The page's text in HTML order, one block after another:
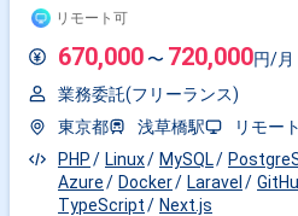
的な更新 ・エンジニア以外のメンバーとのコ
Ruby / TypeScript / Ruby on Rails /
Kubernetes / AWS / Terraform 【その他】 勤務地 ：在宅勤務/フルリモー
ト 就業時間：フレックス
リモート可
670,000 〜 720,000円/月
業務委託(フリーランス)
東京都
浅草橋駅
リモート
PHP
Linux MySQL
Azure
Docker Laravel
TypeScript
Next.js